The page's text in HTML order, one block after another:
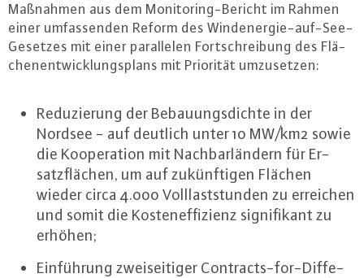
Maßnahmen aus dem Mo­ni­to­ring-Be­richt im Rahmen
einer um­fas­sen­den Reform des Wind­ener­gie-auf-See-
Ge­set­zes mit einer par­al­le­len Fort­schrei­bung des Flä­
chen­ent­wick­lungs­plans mit Priorität um­zu­set­zen:
Re­du­zie­rung der Be­bau­ungs­dich­te in der
Nordsee - auf deutlich unter 10 MW/km2 sowie
die Ko­ope­ra­ti­on mit Nach­bar­län­dern für Er­
satz­flä­chen, um auf zu­künf­ti­gen Flächen
wieder circa 4.000 Voll­last­stun­den zu erreichen
und somit die Kos­ten­ef­fi­zi­enz si­gni­fi­kant zu
erhöhen;
Ein­füh­rung zwei­sei­ti­ger Contracts-for-Dif­fe­